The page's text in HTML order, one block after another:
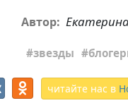
Автор:
звезды
читайте нас в